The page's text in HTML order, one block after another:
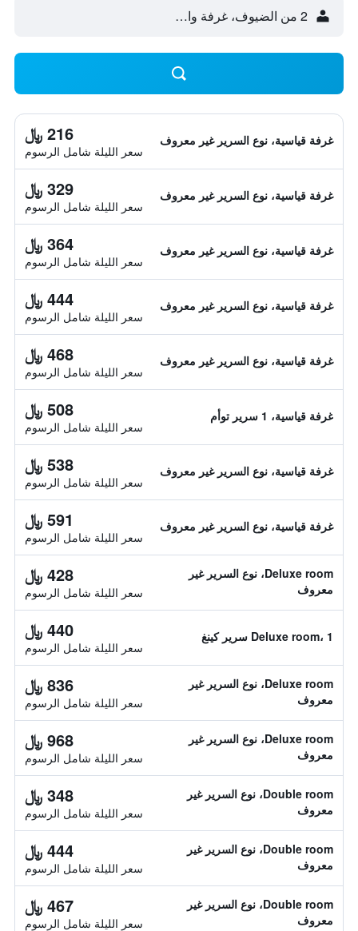
2 من الضيوف، غرفة واحدة
غرفة قياسية، نوع السرير غير معروف 216 ﷼
سعر الليلة شامل الرسوم
غرفة قياسية، نوع السرير غير معروف 329 ﷼
سعر الليلة شامل الرسوم
غرفة قياسية، نوع السرير غير معروف 364 ﷼
سعر الليلة شامل الرسوم
غرفة قياسية، نوع السرير غير معروف 444 ﷼
سعر الليلة شامل الرسوم
غرفة قياسية، نوع السرير غير معروف 468 ﷼
سعر الليلة شامل الرسوم
غرفة قياسية، 1 سرير توأم 508 ﷼
سعر الليلة شامل الرسوم
غرفة قياسية، نوع السرير غير معروف 538 ﷼
سعر الليلة شامل الرسوم
غرفة قياسية، نوع السرير غير معروف 591 ﷼
سعر الليلة شامل الرسوم
Deluxe room، نوع السرير غير
معروف
428 ﷼
سعر الليلة شامل الرسوم
Deluxe room، 1 سرير كينغ 440 ﷼
سعر الليلة شامل الرسوم
Deluxe room، نوع السرير غير
معروف
836 ﷼
سعر الليلة شامل الرسوم
Deluxe room، نوع السرير غير
معروف
968 ﷼
سعر الليلة شامل الرسوم
Double room، نوع السرير غير
معروف
348 ﷼
سعر الليلة شامل الرسوم
Double room، نوع السرير غير
معروف
444 ﷼
سعر الليلة شامل الرسوم
Double room، نوع السرير غير
معروف
467 ﷼
سعر الليلة شامل الرسوم